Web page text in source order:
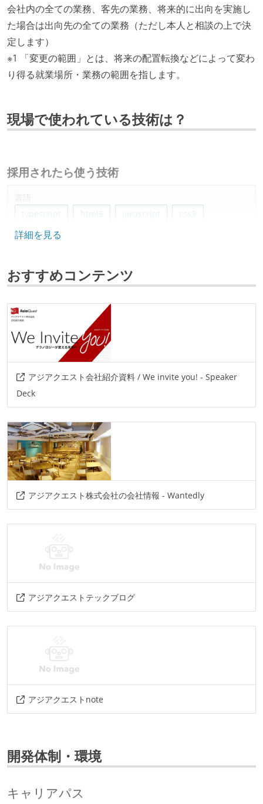
会社内の全ての業務、客先の業務、将来的に出向を実施し
た場合は出向先の全ての業務（ただし本人と相談の上で決
定します）
※1 「変更の範囲」とは、将来の配置転換などによって変わ
り得る就業場所・業務の範囲を指します。
現場で使われている技術は？
採用されたら使う技術
言語
typescript
html5 javascript css3
フレームワーク
プロジェクト管理
github
その他
docker
aws github-actions
詳細を見る
おすすめコンテンツ
アジアクエスト会社紹介資料 / We invite you! - Speaker
Deck
アジアクエスト株式会社の会社情報 - Wantedly
アジアクエストテックブログ
アジアクエストnote
開発体制・環境
キャリアパス